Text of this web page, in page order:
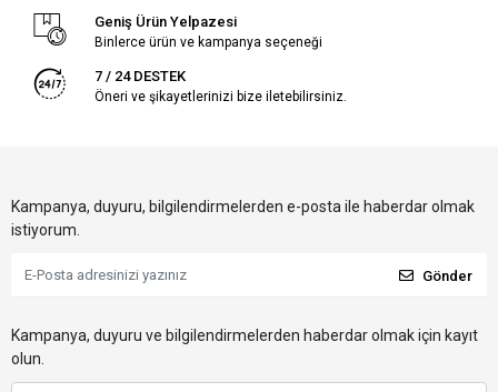
Geniş Ürün Yelpazesi
Binlerce ürün ve kampanya seçeneği
7 / 24 DESTEK
Öneri ve şikayetlerinizi bize iletebilirsiniz.
Kampanya, duyuru, bilgilendirmelerden e-posta ile haberdar olmak
istiyorum.
Gönder
Kampanya, duyuru ve bilgilendirmelerden haberdar olmak için kayıt
olun.